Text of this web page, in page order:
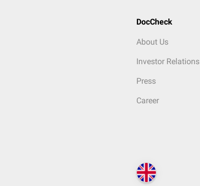
DocCheck
About Us
Investor Relations
Press
Career